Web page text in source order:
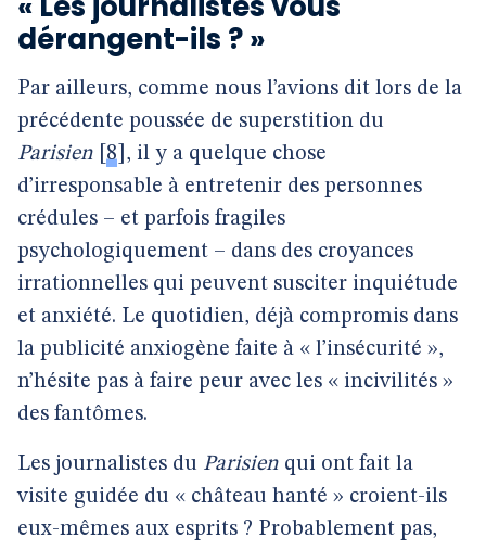
dérangent-ils ? »
Par ailleurs, comme nous l’avions dit lors de la
précédente poussée de superstition du
Parisien 8 , il y a quelque chose
d’irresponsable à entretenir des personnes
crédules – et parfois fragiles
psychologiquement – dans des croyances
irrationnelles qui peuvent susciter inquiétude
et anxiété. Le quotidien, déjà compromis dans
la publicité anxiogène faite à « l’insécurité »,
n’hésite pas à faire peur avec les « incivilités »
des fantômes.
Les journalistes du Parisien qui ont fait la
visite guidée du « château hanté » croient-ils
eux-mêmes aux esprits ? Probablement pas,